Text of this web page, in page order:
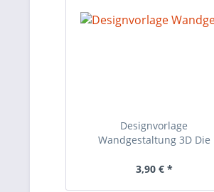
Designvorlage
Wandgestaltung 3D Die
3,90 € *